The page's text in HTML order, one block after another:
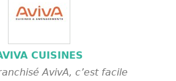
CUISINES
AvivA, c’est facile